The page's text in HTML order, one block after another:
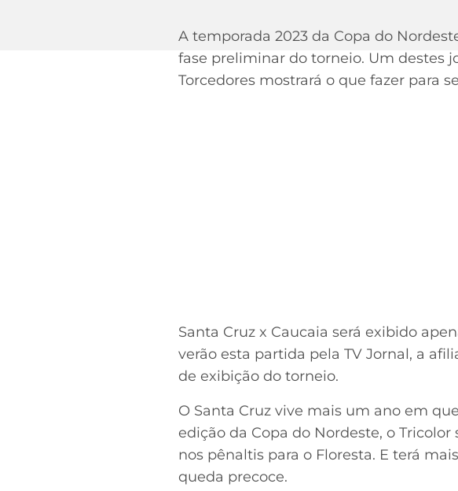
A temporada 2023 da Copa do
fase preliminar do torneio. Um destes
Torcedores mostrará o que fazer para
Santa Cruz x Caucaia será exibido
verão esta partida pela TV Jornal, a
de exibição do torneio.
O Santa Cruz vive mais um ano em
edição da Copa do Nordeste, o
nos pênaltis para o Floresta. E terá
queda precoce.